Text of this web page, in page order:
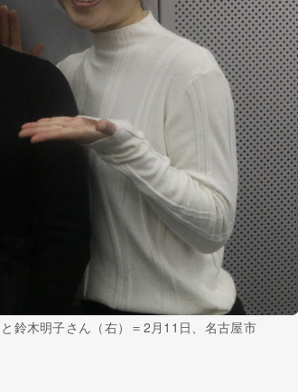
鈴木明子さん（右）＝2月11日、名古屋市